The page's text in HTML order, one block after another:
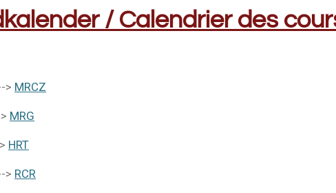
/ Calendrier des
> MRCZ
MRG
HRT
> RCR